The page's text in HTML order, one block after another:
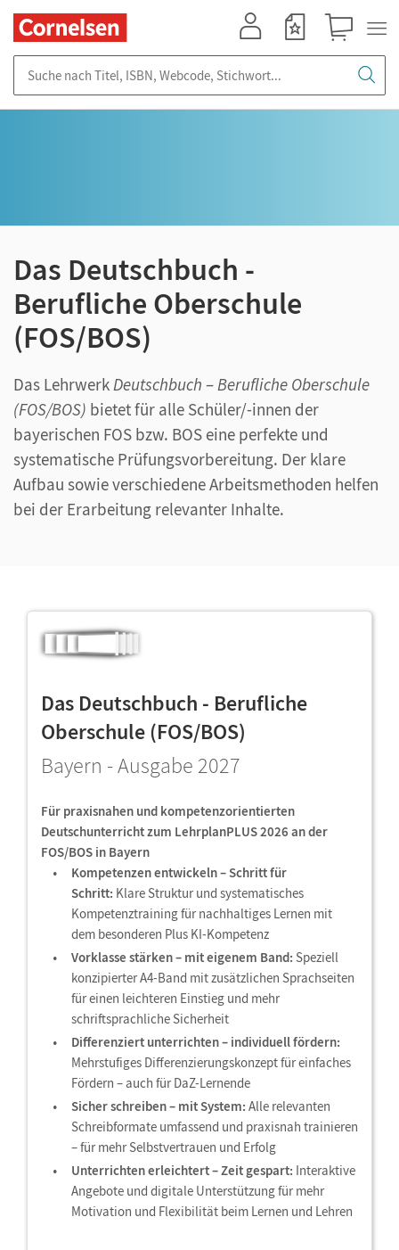
Das Deutschbuch -
Berufliche Oberschule
(FOS/BOS)
Das LehrwerkDeutschbuch –Berufliche Oberschule
(FOS/BOS) bietet für alle Schüler/-innen der
bayerischen FOS bzw. BOS eine perfekte und
systematische Prüfungsvorbereitung. Der klare
Aufbau sowie verschiedene Arbeitsmethoden helfen
bei der Erarbeitung relevanter Inhalte.
Das Deutschbuch - Berufliche
Oberschule (FOS/BOS)
Bayern - Ausgabe 2027
Für praxisnahen und kompetenzorientierten
Deutschunterricht zum LehrplanPLUS 2026 an der
FOS/BOS in Bayern
Kompetenzen entwickeln – Schritt für
Schritt: Klare Struktur und systematisches
Kompetenztraining für nachhaltiges Lernen mit
dem besonderen Plus KI-Kompetenz
Vorklasse stärken – mit eigenem Band: Speziell
konzipierter A4-Band mit zusätzlichen Sprachseiten
für einen leichteren Einstieg und mehr
schriftsprachliche Sicherheit
Differenziert unterrichten – individuell fördern:
Mehrstufiges Differenzierungskonzept für einfaches
Fördern – auch für DaZ-Lernende
Sicher schreiben – mit System: Alle relevanten
Schreibformate umfassend und praxisnah trainieren
– für mehr Selbstvertrauen und Erfolg
Unterrichten erleichtert – Zeit gespart: Interaktive
Angebote und digitale Unterstützung für mehr
Motivation und Flexibilität beim Lernen und Lehren